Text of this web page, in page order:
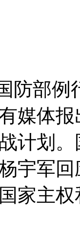
你
4死惨剧
部例
媒体
计划
宇军
家主